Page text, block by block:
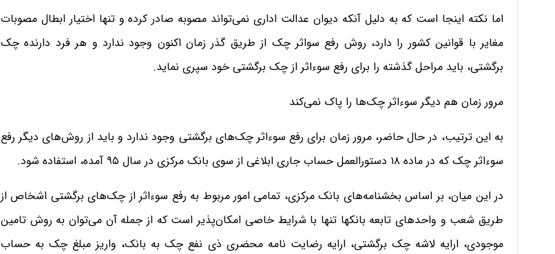
اما نکته اینجا است که به دلیل آنکه دیوان عدالت اداری نمی‌تواند مصوبه صادر کرده و تنها اختیار ابطال مصوبات
مغایر با قوانین کشور را دارد، روش رفع سواثر چک از طریق گذر زمان اکنون وجود ندارد و هر فرد دارنده چک
برگشتی، باید مراحل گذشته را برای رفع سوءاثر از چک برگشتی خود سپری نماید.
مرور زمان هم دیگر سوءاثر چک‌ها را پاک نمی‌کند
به این ترتیب، در حال حاضر، مرور زمان برای رفع سوءاثر چک‌های برگشتی وجود ندارد و باید از روش‌های دیگر رفع
سوءاثر چک که در ماده ۱۸ دستورالعمل حساب جاری ابلاغی از سوی بانک مرکزی در سال ۹۵ آمده، استفاده شود.
در این میان، بر اساس بخشنامه‌های بانک مرکزی، تمامی امور مربوط به رفع سوءاثر از چک‌های برگشتی اشخاص از
طریق شعب و واحدهای تابعه بانکها تنها با شرایط خاصی امکان‌پذیر است که از جمله آن می‌توان به روش تامین
موجودی، ارایه لاشه چک برگشتی، ارایه رضایت نامه محضری ذی نفع چک به بانک، واریز مبلغ چک به حساب